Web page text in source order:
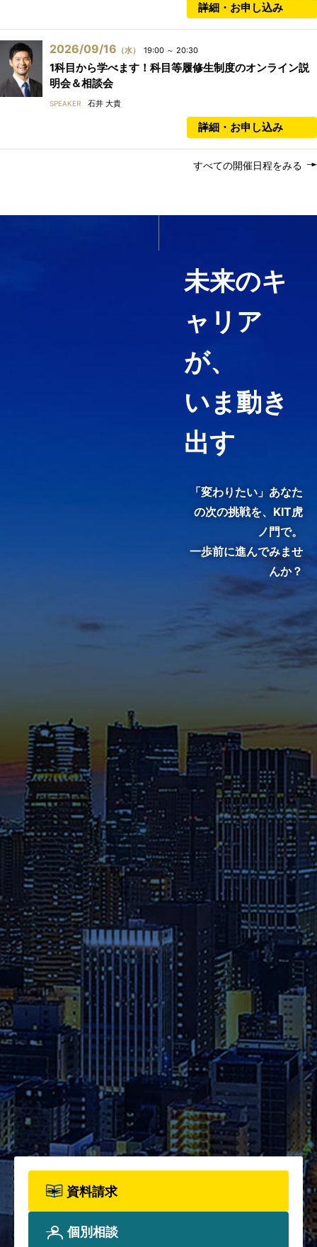
詳細・お申し込み
2026/09/16 （水） 19:00 ～ 20:30
1科目から学べます！科目等履修生制度のオンライン説
明会＆相談会
SPEAKER 石井 大貴
詳細・お申し込み
すべての開催日程をみる
囲気やキャンパスの熱気を感じ
これまでに様々なメディアで紹
介された在学生や修了生の声、
さらには教員のメッセージ等を
ご覧ください。
募集要項
本学へのご出願を検討されてい
る方は、お早めに出願期間・試
験日程・提出書類・納入金など
の詳細をご確認ください。
資料請求
2026年度パンフレット配布開
始！カリキュラム全体、各科目
詳細、院生プロフィールについ
て、詳しく知りたい方は資料請
求フォームからお申込みくださ
い。
未来のキ
ャリア
が、
いま動き
出す
「変わりたい」あなた
の次の挑戦を、 KIT虎
ノ門で。
一歩前に進んでみませ
んか？
資料請求
個別相談